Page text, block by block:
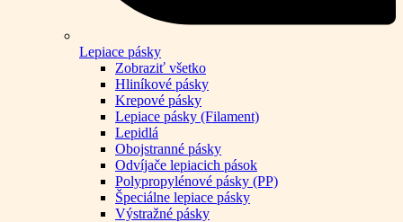
Lepiace pásky
Zobraziť všetko
Hliníkové pásky
Krepové pásky
Lepiace pásky (Filament)
Lepidlá
Obojstranné pásky
Odvíjače lepiacich pások
Polypropylénové pásky (PP)
Špeciálne lepiace pásky
Výstražné pásky